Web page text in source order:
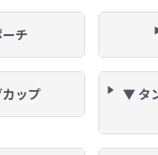
チ
ップ
▼ タ